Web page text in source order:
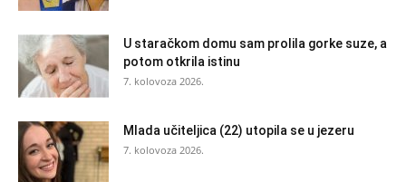
U staračkom domu sam prolila gorke suze, a
potom otkrila istinu
7. kolovoza 2026.
Mlada učiteljica (22) utopila se u jezeru
7. kolovoza 2026.